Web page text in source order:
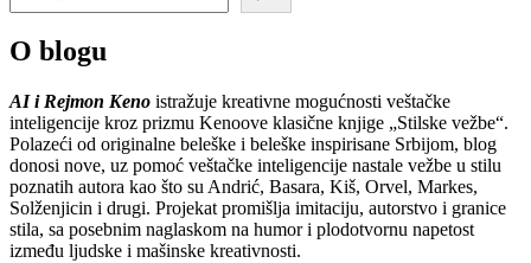
O blogu
AI i Rejmon Keno istražuje kreativne mogućnosti veštačke
inteligencije kroz prizmu Kenoove klasične knjige „Stilske vežbe“.
Polazeći od originalne beleške i beleške inspirisane Srbijom, blog
donosi nove, uz pomoć veštačke inteligencije nastale vežbe u stilu
poznatih autora kao što su Andrić, Basara, Kiš, Orvel, Markes,
Solženjicin i drugi. Projekat promišlja imitaciju, autorstvo i granice
stila, sa posebnim naglaskom na humor i plodotvornu napetost
između ljudske i mašinske kreativnosti.